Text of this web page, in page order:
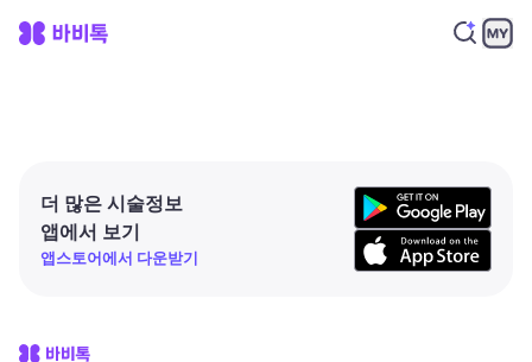
더 많은 시술정보
앱에서 보기
앱스토어에서 다운받기